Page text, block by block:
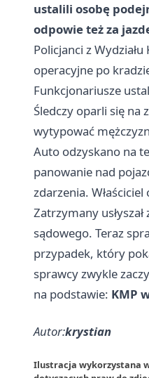
ustalili osobę
odpowie też za
Policjanci z
operacyjne po
Funkcjonariusze
Śledczy oparli się na
wytypować
Auto odzyskano na
panowanie nad
zdarzenia.
Zatrzymany
sądowego. Teraz
przypadek, który
sprawcy zwykle
na podstawie: KMP
Autor:krystian
Ilustracja wykorzystana